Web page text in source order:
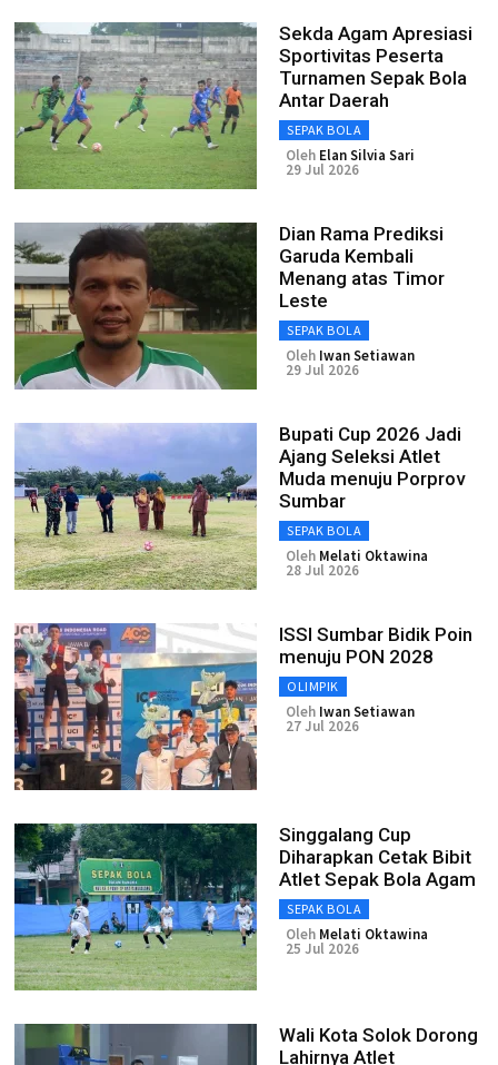
Sekda Agam Apresiasi
Sportivitas Peserta
Turnamen Sepak Bola
Antar Daerah
SEPAK BOLA
Oleh Elan Silvia Sari
29 Jul 2026
Dian Rama Prediksi
Garuda Kembali
Menang atas Timor
Leste
SEPAK BOLA
Oleh Iwan Setiawan
29 Jul 2026
Bupati Cup 2026 Jadi
Ajang Seleksi Atlet
Muda menuju Porprov
Sumbar
SEPAK BOLA
Oleh Melati Oktawina
28 Jul 2026
ISSI Sumbar Bidik Poin
menuju PON 2028
OLIMPIK
Oleh Iwan Setiawan
27 Jul 2026
Singgalang Cup
Diharapkan Cetak Bibit
Atlet Sepak Bola Agam
SEPAK BOLA
Oleh Melati Oktawina
25 Jul 2026
Wali Kota Solok Dorong
Lahirnya Atlet